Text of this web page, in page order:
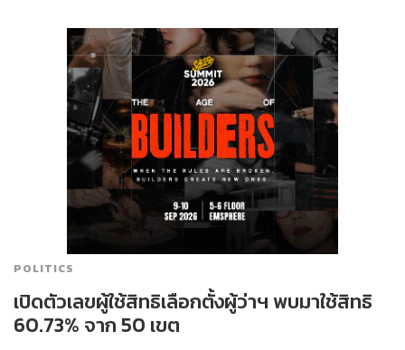
POLITICS
เปิดตัวเลขผู้ใช้สิทธิเลือกตั้งผู้ว่าฯ พบมาใช้สิทธิ
60.73% จาก 50 เขต